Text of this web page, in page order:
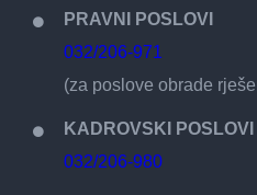
PRAVNI POSLOVI
032/206-971
(za poslove obrade
KADROVSKI POSLOVI
032/206-980